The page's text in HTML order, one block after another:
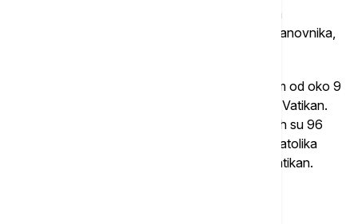
Indonezija, najmnogoljudnija država na svetu sa
muslimanskom većinom, ima oko 280 miliona stanovnika,
Papua Nova Gvineja, sa zvaničnom populacijom od oko 9
miliona, ima oko 2,5 miliona katolika, saopštio je Vatikan.
Istočni Timor ima 1,3 miliona stanovnika, od kojih su 96
odsto katolici, dok Singapur broji oko 210.000 katolika
među 5,92 miliona ljudi koji tamo žive, navodi Vatikan.